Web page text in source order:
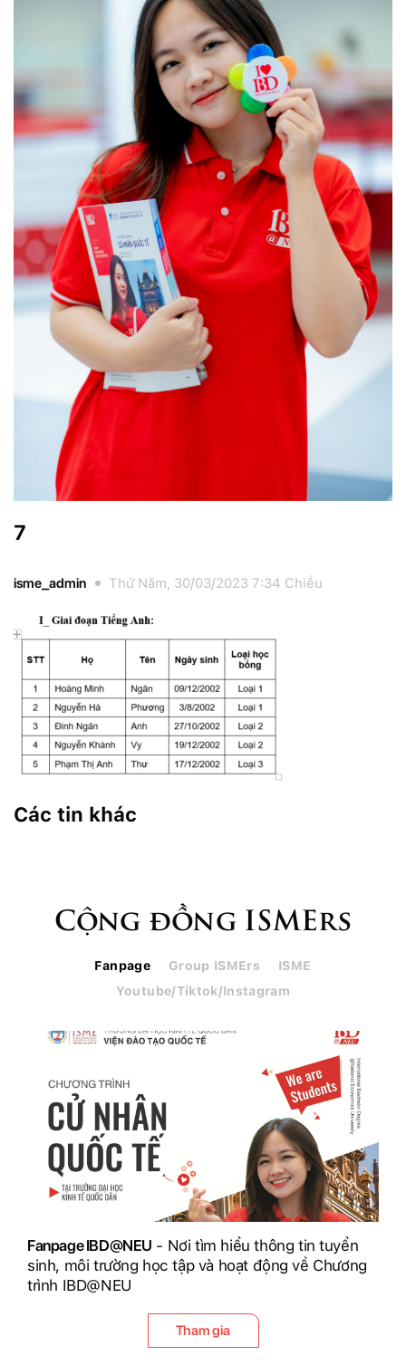
7
isme_admin Thứ Năm, 30/03/2023 7:34 Chiều
Các tin khác
Cộng đồng ISMErs
Fanpage Group ISMErs
ISME
Youtube/Tiktok/Instagram
Fanpage IBD@NEU - Nơi tìm hiểu thông tin tuyển
sinh, môi trường học tập và hoạt động về Chương
trình IBD@NEU
Tham gia